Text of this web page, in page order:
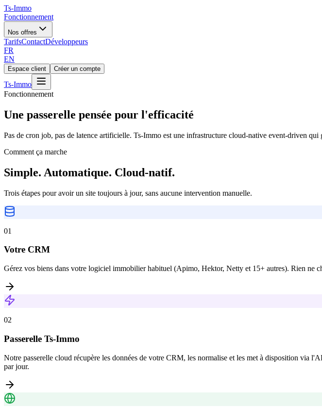
Ts-Immo
Fonctionnement
Nos offres
TarifsContactDéveloppeurs
FR
EN
Espace client Créer un compte
Ts-Immo
Fonctionnement
Une passerelle pensée pour l'efficacité
Pas de cron job, pas de latence artificielle. Ts-Immo est une infrastructure cloud-native event-driven
Comment ça marche
Simple. Automatique. Cloud-natif.
Trois étapes pour avoir un site toujours à jour, sans aucune intervention manuelle.
01
Votre CRM
Gérez vos biens dans votre logiciel immobilier habituel (Apimo, Hektor, Netty et 15+ autres). Rien ne
02
Passerelle Ts-Immo
Notre passerelle cloud récupère les données de votre CRM, les normalise et les met à disposition via
par jour.